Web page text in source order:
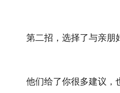
第二招，选择了与亲朋好
他们给了你很多建议，